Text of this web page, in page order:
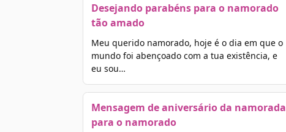
Desejando parabéns para o namorado
tão amado
Meu querido namorado, hoje é o dia em que o
mundo foi abençoado com a tua existência, e
eu sou…
Mensagem de aniversário da namorada
para o namorado